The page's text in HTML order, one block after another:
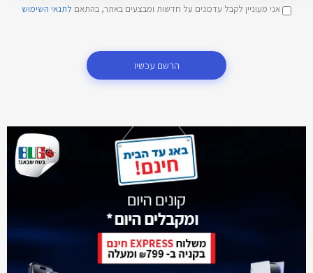
אני מעוניין לקבל עדכונים על חדשות ומבצעים באתר, בהתאם לתנאי השימוש
הרשם עכשיו